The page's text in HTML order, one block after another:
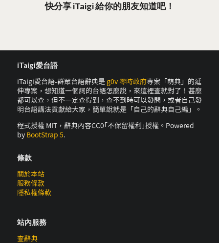
快分享 iTaigi 給你的朋友知道吧！
iTaigi愛台語
iTaigi愛台語-群眾台語辭典是 g0v 零時政府專案「萌典」的延
伸專案，想知道一個詞的台語怎麼說，來這裡查就對了！甚麼
都可以查，但不一定查得到，查不到時可以發問，或者自己發
明台語講法貢獻給大家，簡單說就是「自己的辭典自己編」。
程式授權 MIT，辭典內容CC0｢不保留權利｣授權。Powered
by BootStrap 5.
條款
關於本站
服務條款
隱私權條款
站內服務
查辭典